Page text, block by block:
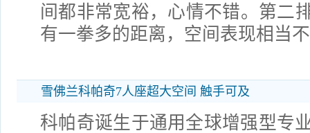
间都非常宽裕，心情不错。第二
有一拳多的距离，空间表现相当
雪佛兰科帕奇7人座超大空间 触手可及
科帕奇诞生于通用全球增强型专